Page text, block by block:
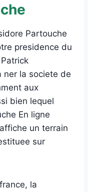
Partouche
presidence du
ner la societe de
aux
bien lequel
En ligne
un terrain
sur
la